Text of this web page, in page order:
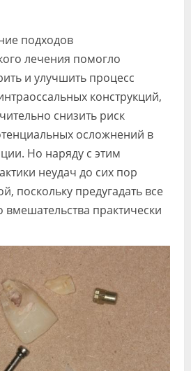
подходов
лечения помогло
и улучшить процесс
конструкций,
снизить риск
осложнений в
Но наряду с этим
неудач до сих пор
поскольку предугадать все
вмешательства практически